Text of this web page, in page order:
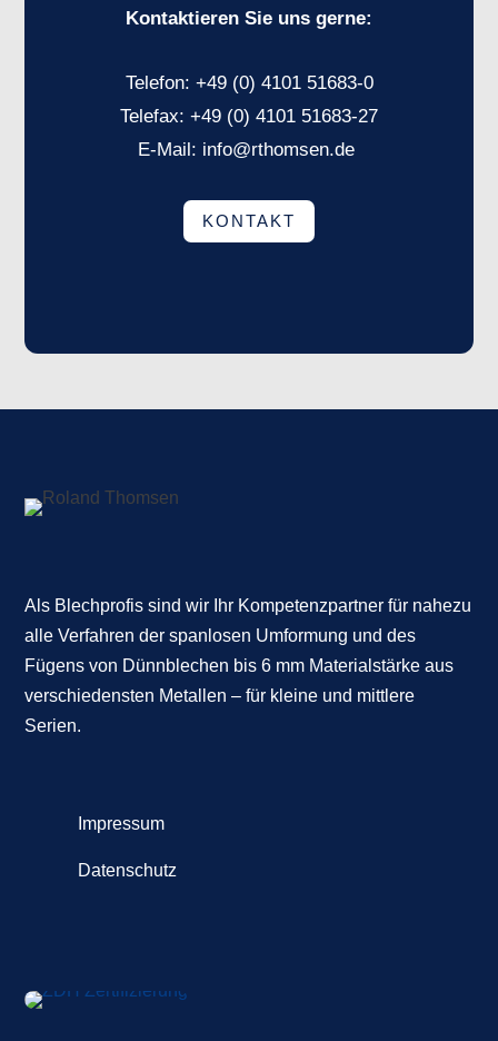
Kontaktieren Sie uns gerne:
Telefon: +49 (0) 4101 51683-0
Telefax: +49 (0) 4101 51683-27
E-Mail: info@rthomsen.de
KONTAKT
Als Blechprofis sind wir Ihr Kompetenzpartner für nahezu
alle Verfahren der spanlosen Umformung und des
Fügens von Dünnblechen bis 6 mm Materialstärke aus
verschiedensten Metallen – für kleine und mittlere
Serien.
Impressum
Datenschutz